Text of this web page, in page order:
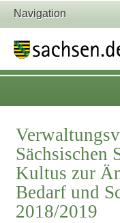
Navigation
Sächsischen
Kultus zur
Bedarf und
2018/2019